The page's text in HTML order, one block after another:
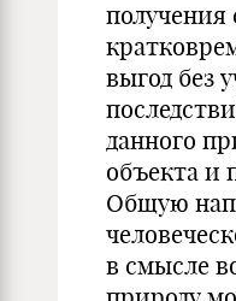
получения
выгод без
данного
объекта и
Общую
в смысле